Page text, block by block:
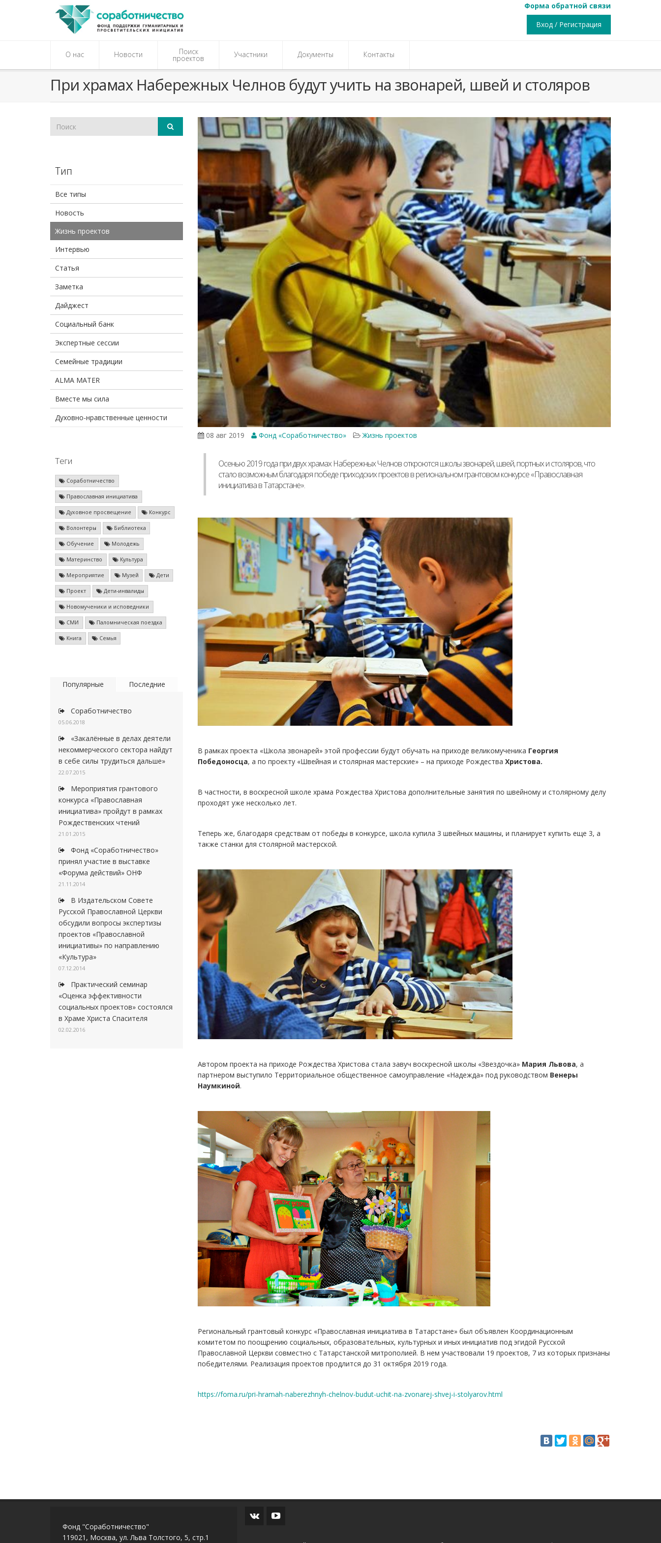
Форма обратной связи
Вход / Регистрация
О нас Новости Поиск
проектов Участники Документы Контакты
При храмах Набережных Челнов будут учить на звонарей, швей и столяров
Тип
Все типы
Новость
Жизнь проектов
Интервью
Статья
Заметка
Дайджест
Социальный банк
Экспертные сессии
Семейные традиции
ALMA MATER
Вместе мы сила
Духовно-нравственные ценности
Теги
Соработничество
Православная инициатива
Духовное просвещение Конкурс
Волонтеры Библиотека
Обучение Молодежь
Материнство Культура
Мероприятие Музей Дети
Проект Дети-инвалиды
Новомученики и исповедники
СМИ Паломническая поездка
Книга Семья
Популярные Последние
Соработничество
05.06.2018
«Закалённые в делах деятели
некоммерческого сектора найдут
в себе силы трудиться дальше»
22.07.2015
Мероприятия грантового
конкурса «Православная
инициатива» пройдут в рамках
Рождественских чтений
21.01.2015
Фонд «Соработничество»
принял участие в выставке
«Форума действий» ОНФ
21.11.2014
В Издательском Совете
Русской Православной Церкви
обсудили вопросы экспертизы
проектов «Православной
инициативы» по направлению
«Культура»
07.12.2014
Практический семинар
«Оценка эффективности
социальных проектов» состоялся
в Храме Христа Спасителя
02.02.2016
08 авг 2019 Фонд «Соработничество» Жизнь проектов
Осенью 2019 года при двух храмах Набережных Челнов откроются школы звонарей, швей, портных и столяров, что
стало возможным благодаря победе приходских проектов в региональном грантовом конкурсе «Православная
инициатива в Татарстане».
В рамках проекта «Школа звонарей» этой профессии будут обучать на приходе великомученика Георгия
Победоносца, а по проекту «Швейная и столярная мастерские» – на приходе Рождества Христова.
В частности, в воскресной школе храма Рождества Христова дополнительные занятия по швейному и столярному делу
проходят уже несколько лет.
Теперь же, благодаря средствам от победы в конкурсе, школа купила 3 швейных машины, и планирует купить еще 3, а
также станки для столярной мастерской.
Автором проекта на приходе Рождества Христова стала завуч воскресной школы «Звездочка» Мария Львова, а
партнером выступило Территориальное общественное самоуправление «Надежда» под руководством Венеры
Наумкиной.
Региональный грантовый конкурс «Православная инициатива в Татарстане» был объявлен Координационным
комитетом по поощрению социальных, образовательных, культурных и иных инициатив под эгидой Русской
Православной Церкви совместно с Татарстанской митрополией. В нем участвовали 19 проектов, 7 из которых признаны
победителями. Реализация проектов продлится до 31 октября 2019 года.
https://foma.ru/pri-hramah-naberezhnyh-chelnov-budut-uchit-na-zvonarej-shvej-i-stolyarov.html
Фонд "Соработничество"
119021, Москва, ул. Льва Толстого, 5, стр.1